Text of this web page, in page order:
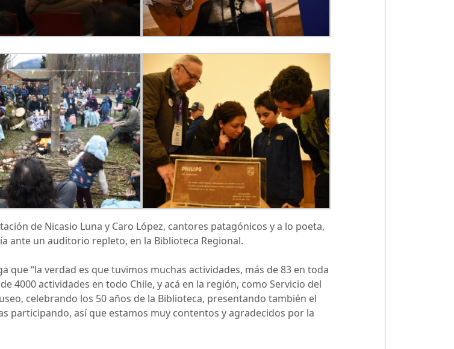
de Nicasio Luna y Caro López, cantores patagónicos y a lo poeta,
ante un auditorio repleto, en la Biblioteca Regional.
que “la verdad es que tuvimos muchas actividades, más de 83 en toda
4000 actividades en todo Chile, y acá en la región, como Servicio del
celebrando los 50 años de la Biblioteca, presentando también el
participando, así que estamos muy contentos y agradecidos por la